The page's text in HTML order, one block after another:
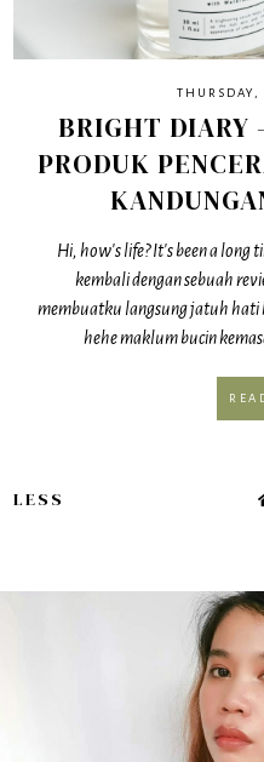
BRIGHT DIARY
PRODUK
Hi, how's life? It's been a long
kembali dengan sebuah
membuatku langsung jatuh hati
hehe maklum bucin
LESS